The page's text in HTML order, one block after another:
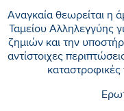
Αναγκαία θεωρείται η
Ταμείου Αλληλεγγύης
ζημιών και την
αντίστοιχες